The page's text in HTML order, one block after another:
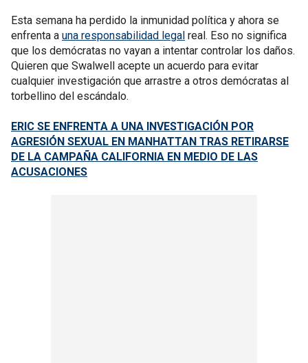
Esta semana ha perdido la inmunidad política y ahora se
enfrenta a una responsabilidad legal real. Eso no significa
que los demócratas no vayan a intentar controlar los daños.
Quieren que Swalwell acepte un acuerdo para evitar
cualquier investigación que arrastre a otros demócratas al
torbellino del escándalo.
ERIC SE ENFRENTA A UNA INVESTIGACIÓN POR
AGRESIÓN SEXUAL EN MANHATTAN TRAS RETIRARSE
DE LA CAMPAÑA CALIFORNIA EN MEDIO DE LAS
ACUSACIONES